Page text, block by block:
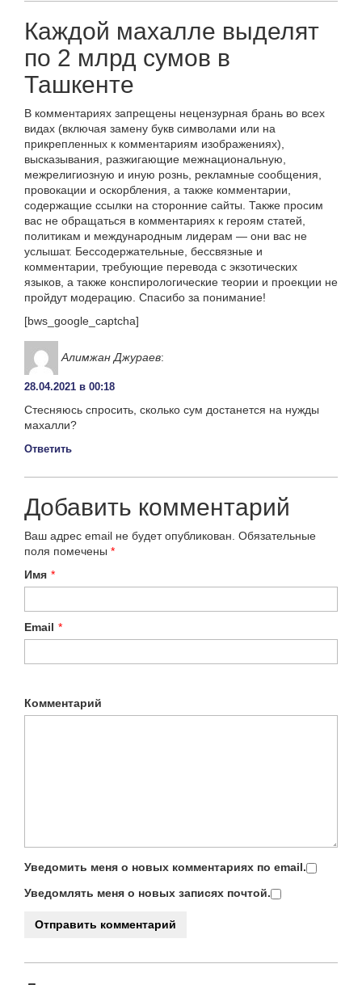
Каждой махалле выделят
по 2 млрд сумов в
Ташкенте
В комментариях запрещены нецензурная брань во всех
видах (включая замену букв символами или на
прикрепленных к комментариям изображениях),
высказывания, разжигающие межнациональную,
межрелигиозную и иную рознь, рекламные сообщения,
провокации и оскорбления, а также комментарии,
содержащие ссылки на сторонние сайты. Также просим
вас не обращаться в комментариях к героям статей,
политикам и международным лидерам — они вас не
услышат. Бессодержательные, бессвязные и
комментарии, требующие перевода с экзотических
языков, а также конспирологические теории и проекции не
пройдут модерацию. Спасибо за понимание!
[bws_google_captcha]
Алимжан Джураев:
28.04.2021 в 00:18
Стесняюсь спросить, сколько сум достанется на нужды
махалли?
Ответить
Добавить комментарий
Ваш адрес email не будет опубликован. Обязательные
поля помечены *
Имя *
Email *
Комментарий
Уведомить меня о новых комментариях по email.
Уведомлять меня о новых записях почтой.